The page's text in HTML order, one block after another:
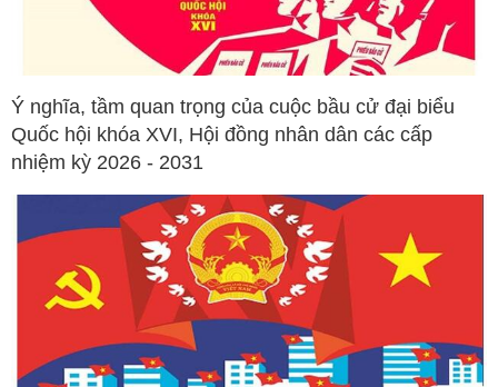
Ý nghĩa, tầm quan trọng của cuộc bầu cử đại biểu
Quốc hội khóa XVI, Hội đồng nhân dân các cấp
nhiệm kỳ 2026 - 2031